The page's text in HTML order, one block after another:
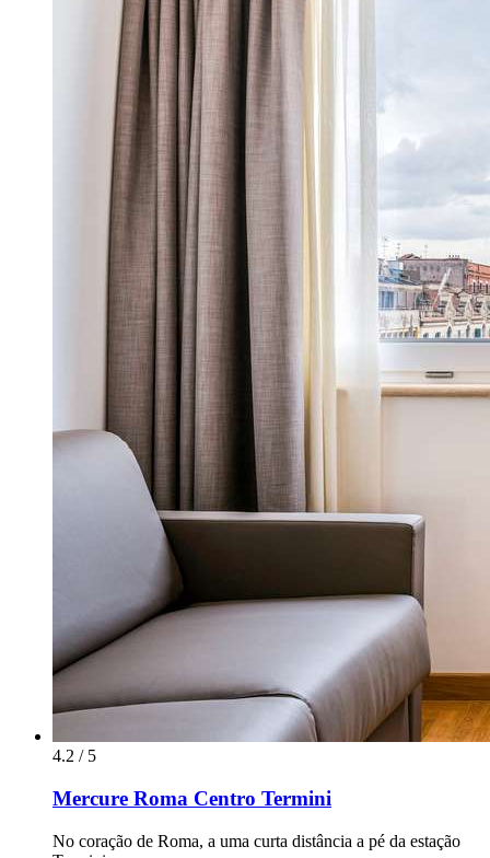
4.2 / 5
Mercure Roma Centro Termini
No coração de Roma, a uma curta distância a pé da estação